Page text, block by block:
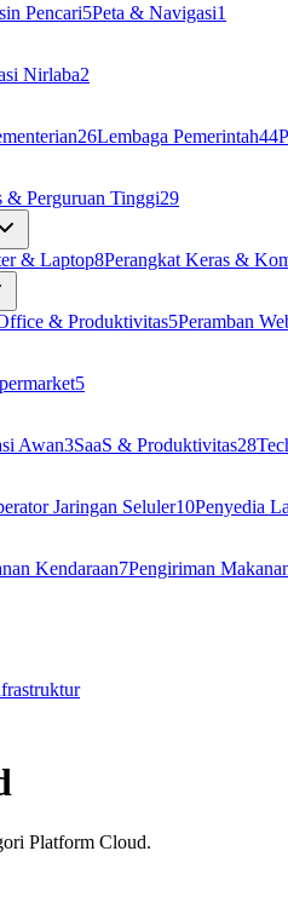
Pencari5Peta & Navigasi1
Nirlaba2
26Lembaga Pemerintah44
& Perguruan Tinggi29
& Laptop8Perangkat Keras &
& Produktivitas5Peramban
5
Awan3SaaS & Produktivitas28
Jaringan Seluler10Penyedia
Kendaraan7Pengiriman
Platform Cloud.